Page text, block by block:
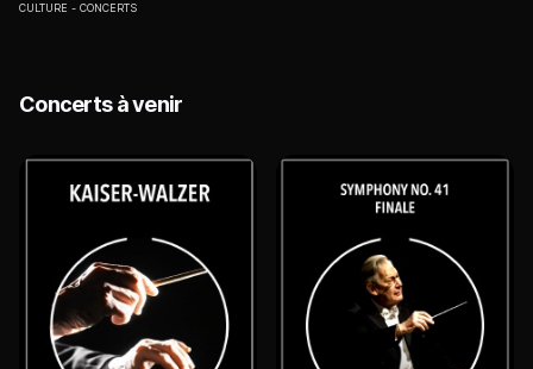
CULTURE CONCERTS
Concerts à venir